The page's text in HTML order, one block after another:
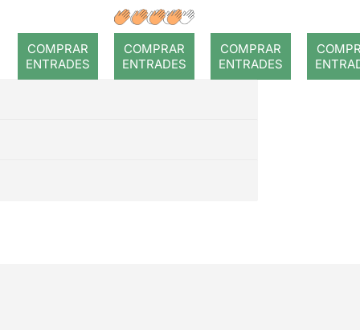
madre
Cabaret
COMPRAR
ENTRADES
COMPRAR
ENTRADES
COMPRAR
ENTRADES
a